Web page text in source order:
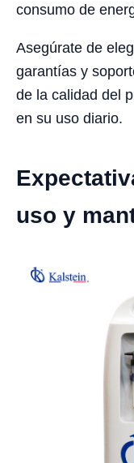
consumo de
Asegúrate de
garantías y
de la calidad del
en su uso diario.
uso y